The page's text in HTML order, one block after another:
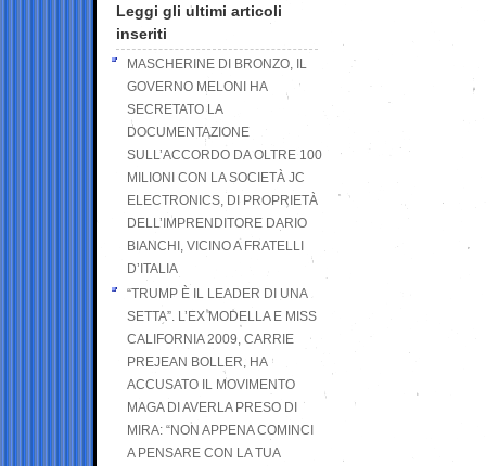
Leggi gli ultimi articoli
inseriti
MASCHERINE DI BRONZO, IL
GOVERNO MELONI HA
SECRETATO LA
DOCUMENTAZIONE
SULL’ACCORDO DA OLTRE 100
MILIONI CON LA SOCIETÀ JC
ELECTRONICS, DI PROPRIETÀ
DELL’IMPRENDITORE DARIO
BIANCHI, VICINO A FRATELLI
D’ITALIA
“TRUMP È IL LEADER DI UNA
SETTA”. L’EX MODELLA E MISS
CALIFORNIA 2009, CARRIE
PREJEAN BOLLER, HA
ACCUSATO IL MOVIMENTO
MAGA DI AVERLA PRESO DI
MIRA: “NON APPENA COMINCI
A PENSARE CON LA TUA